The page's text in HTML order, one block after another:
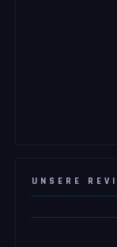
UNSERE